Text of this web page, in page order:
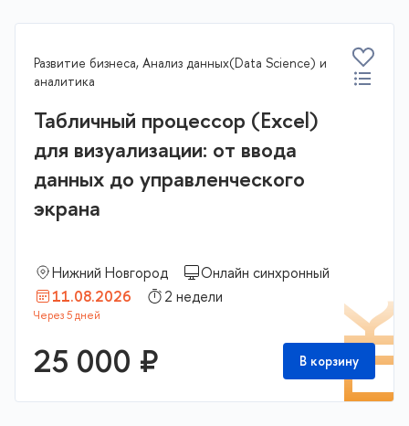
Развитие бизнеса, Анализ данных(Data Science) и
аналитика
Табличный процессор (Excel)
для визуализации: от ввода
данных до управленческого
экрана
Нижний Новгород
Онлайн синхронный
11.08.2026
2 недели
25 000 ₽ В корзину